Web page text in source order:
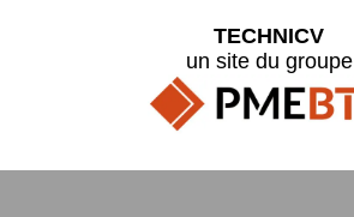
TECHNICV
un site du groupe